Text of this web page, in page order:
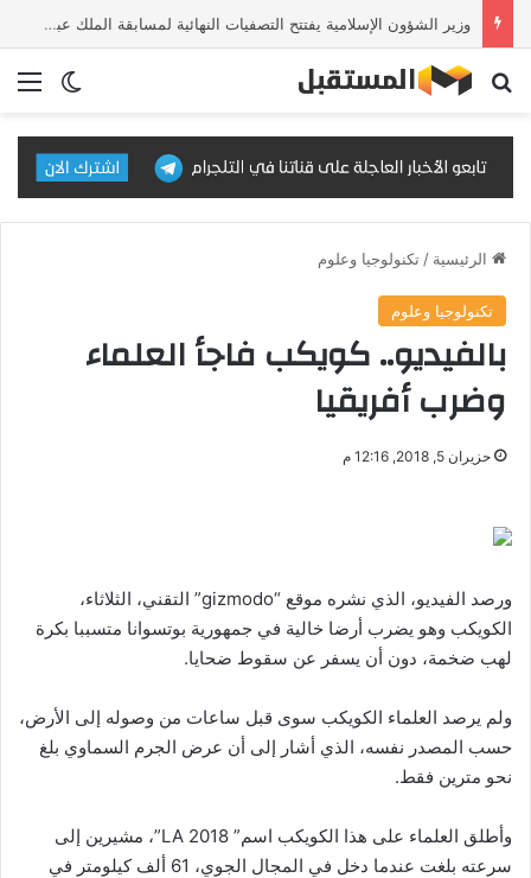
وزير الشؤون الإسلامية يفتتح التصفيات النهائية لمسابقة الملك عبدالعزيز الدولية للقرآن الكريم في دورتها الـ46
الوضع بحث عن
الرئيسية / تكنولوجيا وعلوم
تكنولوجيا وعلوم
بالفيديو.. كويكب فاجأ العلماء
وضرب أفريقيا
حزيران 5, 2018, 12:16 م
ورصد الفيديو، الذي نشره موقع “gizmodo” التقني، الثلاثاء،
الكويكب وهو يضرب أرضا خالية في جمهورية بوتسوانا متسببا بكرة
لهب ضخمة، دون أن يسفر عن سقوط ضحايا.
ولم يرصد العلماء الكويكب سوى قبل ساعات من وصوله إلى الأرض،
حسب المصدر نفسه، الذي أشار إلى أن عرض الجرم السماوي بلغ
نحو مترين فقط.
وأطلق العلماء على هذا الكويكب اسم” 2018 LA”، مشيرين إلى
سرعته بلغت عندما دخل في المجال الجوي، 61 ألف كيلومتر في